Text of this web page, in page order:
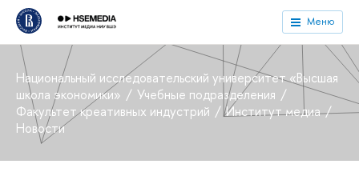
Меню
Национальный исследовательский университет «Высшая
школа экономики»
Учебные подразделения
Факультет креативных индустрий
Институт медиа
Новости